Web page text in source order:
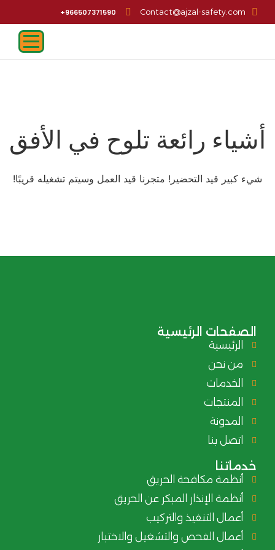
Contact@ajzal-safety.com
966507371590+
أشياء رائعة تلوح في الأفق
شيء كبير قيد التحضير! متجرنا قيد العمل وسيتم تشغيله قريبًا!
الصفحات الرئيسية
الرئيسية
من نحن
الخدمات
المنتجات
المدونة
اتصل بنا
خدماتنا
أنظمة مكافحة الحريق
أنظمة الإنذار المبكر عن الحريق
أعمال التنفيذ والتركيب
أعمال الفحص والتشغيل والاختبار